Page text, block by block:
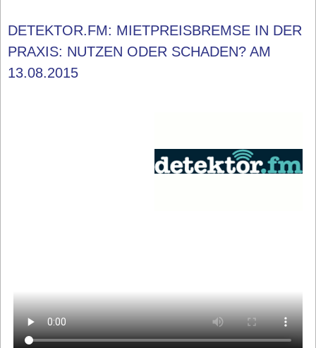
DETEKTOR.FM: MIETPREISBREMSE IN DER
PRAXIS: NUTZEN ODER SCHADEN? AM
13.08.2015